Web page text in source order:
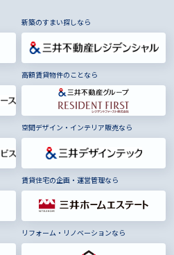
新築のすまい探しなら
高額賃貸物件のことなら
空間デザイン・インテリア販売なら
賃貸住宅の企画・運営管理なら
リフォーム・リノベーションなら